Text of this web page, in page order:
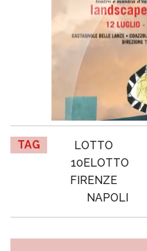
TAG LOTTO
10ELOTTO
FIRENZE
NAPOLI